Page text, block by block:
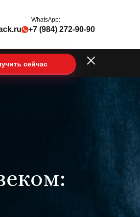
WhatsApp:
+7 (984) 272-90-90
сейчас